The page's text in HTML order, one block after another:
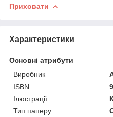
Приховати
Характеристики
Основні атрибути
Виробник
ISBN
Ілюстрації
Тип паперу